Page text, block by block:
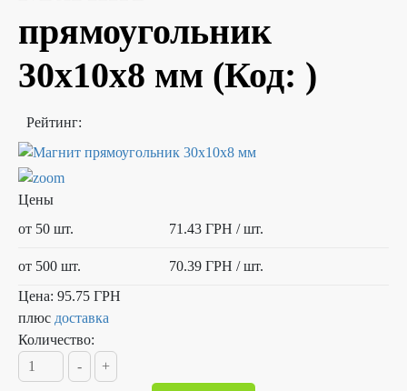
прямоугольник
30х10х8 мм (Код: )
Рейтинг:
Цены
от 50 шт.
71.43 ГРН / шт.
от 500 шт. 70.39 ГРН / шт.
Цена: 95.75 ГРН
плюс доставка
Количество: